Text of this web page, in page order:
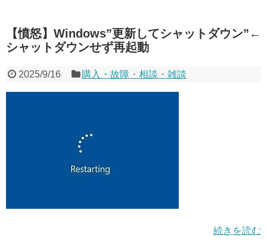
【憤怒】Windows”更新してシャットダウン”←
シャットダウンせず再起動
2025/9/16 購入・故障・相談・雑談
続きを読む